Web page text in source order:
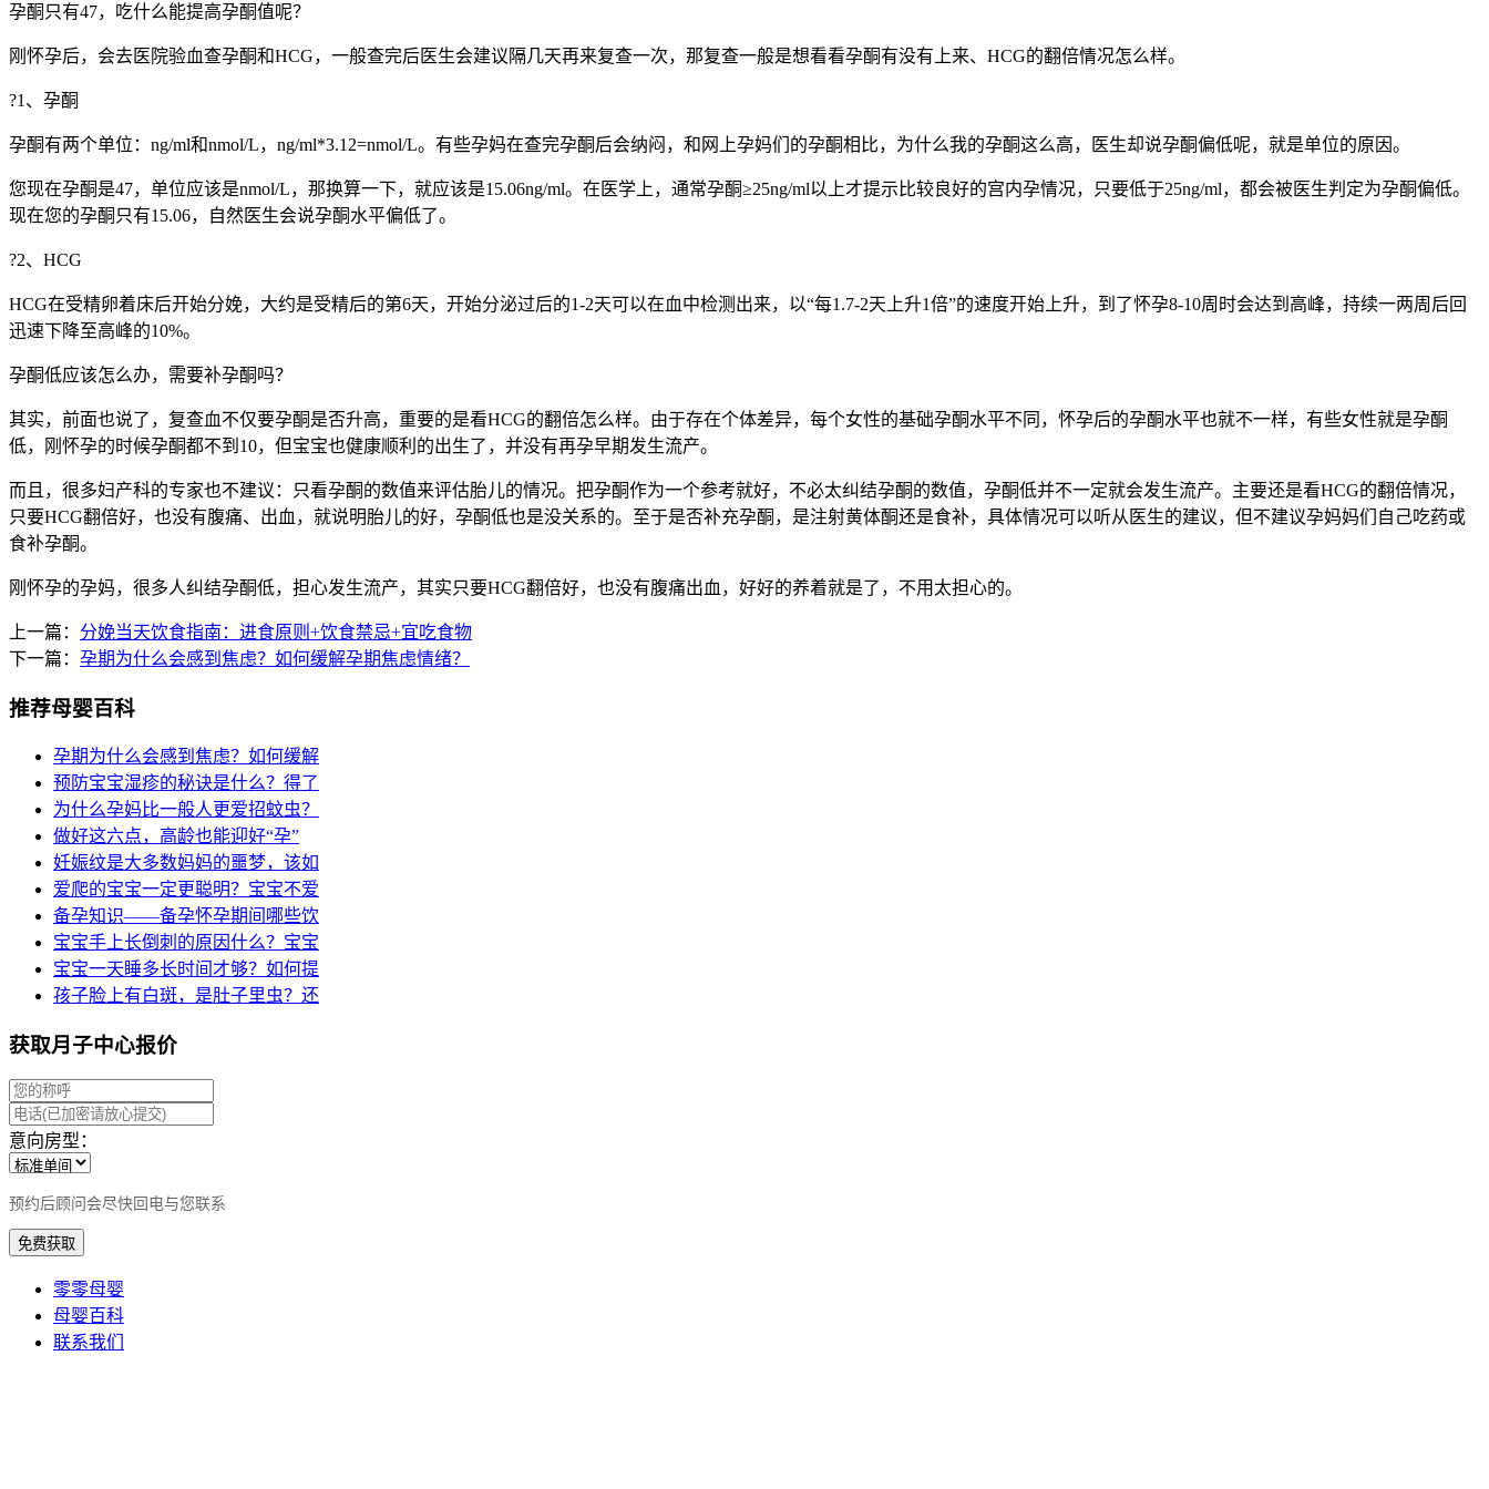
孕酮只有47，吃什么能提高孕酮值呢？
刚怀孕后，会去医院验血查孕酮和HCG，一般查完后医生会建议隔几天再来复查一次，那复查一般是想看看孕酮有没有上来、HCG的翻倍情况怎么样。
?1、孕酮
孕酮有两个单位：ng/ml和nmol/L，ng/ml*3.12=nmol/L。有些孕妈在查完孕酮后会纳闷，和网上孕妈们的孕酮相比，为什么我的孕酮这么高，医生却说孕酮偏低呢，就是单位的原因。
您现在孕酮是47，单位应该是nmol/L，那换算一下，就应该是15.06ng/ml。在医学上，通常孕酮≥25ng/ml以上才提示比较良好的宫内孕情况，只要低于25ng/ml，都会被医生判定为孕酮偏低。
现在您的孕酮只有15.06，自然医生会说孕酮水平偏低了。
?2、HCG
HCG在受精卵着床后开始分娩，大约是受精后的第6天，开始分泌过后的1-2天可以在血中检测出来，以“每1.7-2天上升1倍”的速度开始上升，到了怀孕8-10周时会达到高峰，持续一两周后回
迅速下降至高峰的10%。
孕酮低应该怎么办，需要补孕酮吗？
其实，前面也说了，复查血不仅要孕酮是否升高，重要的是看HCG的翻倍怎么样。由于存在个体差异，每个女性的基础孕酮水平不同，怀孕后的孕酮水平也就不一样，有些女性就是孕酮
低，刚怀孕的时候孕酮都不到10，但宝宝也健康顺利的出生了，并没有再孕早期发生流产。
而且，很多妇产科的专家也不建议：只看孕酮的数值来评估胎儿的情况。把孕酮作为一个参考就好，不必太纠结孕酮的数值，孕酮低并不一定就会发生流产。主要还是看HCG的翻倍情况，
只要HCG翻倍好，也没有腹痛、出血，就说明胎儿的好，孕酮低也是没关系的。至于是否补充孕酮，是注射黄体酮还是食补，具体情况可以听从医生的建议，但不建议孕妈妈们自己吃药或
食补孕酮。
刚怀孕的孕妈，很多人纠结孕酮低，担心发生流产，其实只要HCG翻倍好，也没有腹痛出血，好好的养着就是了，不用太担心的。
上一篇： 分娩当天饮食指南：进食原则+饮食禁忌+宜吃食物
下一篇： 孕期为什么会感到焦虑？如何缓解孕期焦虑情绪？
推荐母婴百科
孕期为什么会感到焦虑？如何缓解
预防宝宝湿疹的秘诀是什么？得了
为什么孕妈比一般人更爱招蚊虫？
做好这六点，高龄也能迎好“孕”
妊娠纹是大多数妈妈的噩梦，该如
爱爬的宝宝一定更聪明？宝宝不爱
备孕知识——备孕怀孕期间哪些饮
宝宝手上长倒刺的原因什么？宝宝
宝宝一天睡多长时间才够？如何提
孩子脸上有白斑，是肚子里虫？还
获取月子中心报价
意向房型：
预约后顾问会尽快回电与您联系
免费获取
零零母婴
母婴百科
联系我们